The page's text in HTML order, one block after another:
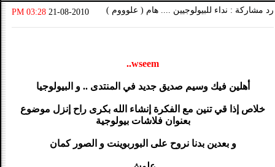
رد مشاركة : نداء للبيولوجيين .... هام ( علوووم ) 21-08-2010
03:28 PM
wseem..
أهلين فيك وسيم صديق جديد في المنتدى .. و البيولوجيا
خلاص إذا قي تنين مع الفكرة إنشاء الله بكرى راح إنزل موضوع
بعنوان فلاشات بيولوجية
و بعدين بدنا نروح على البوربوينت و الصور كمان